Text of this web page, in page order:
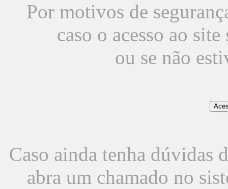
Por motivos de
caso o acesso ao
ou se não
Caso ainda tenha dúvidas
abra um chamado no